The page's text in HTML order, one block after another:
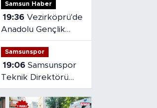
yaralandı
Samsun Haber
19:36
Anadolu Gençlik
Derneği'nin yeni
hizmet binası açıldı
Samsunspor
19:06 Samsunspor
Teknik Direktörü
Fink'ten yeni sezon
mesajı